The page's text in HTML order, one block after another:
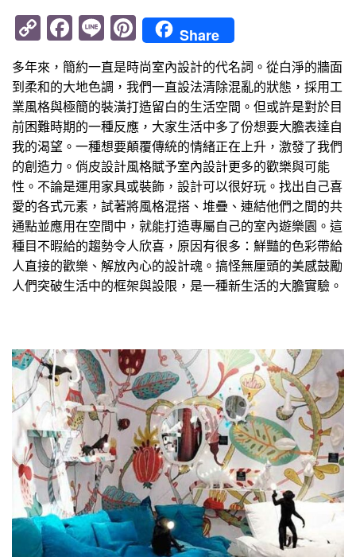
Copy
Link
Facebook
LinePinterest
Share
多年來，簡約一直是時尚室內設計的代名詞。從白淨的牆面
到柔和的大地色調，我們一直設法清除混亂的狀態，採用工
業風格與極簡的裝潢打造留白的生活空間。但或許是對於目
前困難時期的一種反應，大家生活中多了份想要大膽表達自
我的渴望。一種想要顛覆傳統的情緒正在上升，激發了我們
的創造力。俏皮設計風格賦予室內設計更多的歡樂與可能
性。不論是運用家具或裝飾，設計可以很好玩。找出自己喜
愛的各式元素，試著將風格混搭、堆疊、連結他們之間的共
通點並應用在空間中，就能打造專屬自己的室內遊樂園。這
種目不暇給的趨勢令人欣喜，原因有很多：鮮豔的色彩帶給
人直接的歡樂、解放內心的設計魂。搞怪無厘頭的美感鼓勵
人們突破生活中的框架與設限，是一種新生活的大膽實驗。